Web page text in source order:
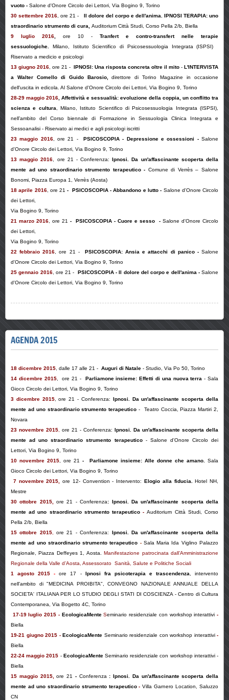
vuoto - Salone d'Onore Circolo dei Lettori, Via Bogino 9, Torino
30 settembre 2016 , ore 21 -
Il dolore del corpo e dell'anima. IPNOSI TERAPIA: uno
straordinario strumento di cura
Auditorium Città Studi, Corso Pella 2/b, Biella
9 luglio 2016
ore 10 - Tranfert e contro-transfert nelle terapie
sessuologiche.
Milano, Istituto Scientifico di Psicosessuologia Integrata (ISPSI)
Riservato a medicio e psicologi
13 giugno 2016 , ore 21 - IPNOSI: Una risposta concreta oltre il mito - L'INTERVISTA
a Walter Comello di Guido Barosio,
direttore di Torino Magazine in occasione
dell'uscita in edicola. Al Salone d'Onore Circolo dei Lettori, Via Bogino 9, Torino
28-29 maggio 2016 , Affettività e sessualità: evoluzione della coppia, un conflitto tra
scienza e cultura , Milano, Istituto Scientifico di Psicosessuologia Integrata (ISPSI),
nell’ambito delCorso biennale di Formazione in Sessuologia Clinica Integrata e
Sessoanalisi - Riservato ai medici e agli psicologi iscritti
23 maggio 2016, ore 21 - PSICOSCOPIA - Depressione e ossessioni -Salone
d'Onore Circolo dei Lettori, Via Bogino 9, Torino
13 maggio 2016 , ore 21 - Conferenza: Ipnosi. Da un'affascinante scoperta della
mente ad uno straordinario strumento terapeutico - Comune di Verrès – Salone
Bonomi, Piazza Europa 1, Verrès (Aosta)
18 aprile 2016, ore 21 - PSICOSCOPIA - Abbandono e lutto - Salone d'Onore Circolo
dei Lettori,
Via Bogino 9, Torino
21 marzo 2016 , ore 21 - PSICOSCOPIA - Cuore e sesso - Salone d'Onore Circolo
dei Lettori,
Via Bogino 9, Torino
22 febbraio 2016 , ore 21 - PSICOSCOPIA: Ansia e attacchi di panico -Salone
d'Onore Circolo dei Lettori, Via Bogino 9, Torino
25 gennaio 2016, ore 21 - PSICOSCOPIA - Il dolore del corpo e dell'anima - Salone
d'Onore Circolo dei Lettori, Via Bogino 9, Torino
AGENDA 2015
18 dicembre 2015 dalle 17 alle 21 - Auguri di Natale - Studio, Via Po 50, Torino
14 dicembre 2015, ore 21 - Parliamone insieme: Effetti di una nuova terra - Sala
Gioco Circolo dei Lettori, Via Bogino 9, Torino
3 dicembre 2015,ore 21 - Conferenza: Ipnosi. Da un'affascinante scoperta della
mente ad uno straordinario strumento terapeutico - Teatro Coccia, Piazza Martiri 2,
Novara
23 novembre 2015
ore 21 - Conferenza: Ipnosi. Da un'affascinante scoperta della
mente ad uno straordinario strumento terapeutico- Salone d'Onore Circolo dei
Lettori, Via Bogino 9, Torino
10 novembre 2015 , ore 21- Parliamone insieme: Alle donne che amano.Sala
Gioco Circolo dei Lettori, Via Bogino 9, Torino
7 novembre 2015 ,ore 12- Convention - Intervento: Elogio alla fiducia .HotelNH,
Mestre
30 ottobre 2015, ore 21 - Conferenza: Ipnosi. Da un'affascinante scoperta della
mente ad uno straordinario strumento terapeutico -Auditorium Città Studi, Corso
Pella 2/b, Biella
15 ottobre 2015,ore 21 - Conferenza:
Ipnosi. Da un'affascinante scoperta della
mente ad uno straordinario strumento terapeutico - Sala Maria Ida Viglino Palazzo
Regionale, Piazza Deffeyes 1, Aosta.Manifestazione patrocinata dall’Amministrazione
Regionale della Valle d’Aosta, Assessorato Sanità, Salute e Politiche Sociali
1 agosto 2015- ore 17 - Ipnosi fra psicoterapia e trascendenza , intervento
nell'ambito di "MEDICINA PROIBITA", CONVEGNO NAZIONALE ANNUALE DELLA
SOCIETA' ITALIANA PER LO STUDIO DEGLI STATI DI COSCIENZA - Centro di Cultura
Contemporanea, Via Bogetto 4C, Torino
17-19 luglio 2015 - EcologicaMente Seminario residenziale con workshop interattivi -
Biella
19-21 giugno 2015 - EcologicaMente Seminario residenziale con workshop interattivi -
Biella
22-24 maggio 2015 - EcologicaMenteSeminario residenziale con workshop interattivi-
Biella
15 maggio 2015,ore 21 - Conferenza : Ipnosi. Da un'affascinante scoperta della
mente ad uno straordinario strumento terapeutico- Villa Garnero Location,Saluzzo
CN